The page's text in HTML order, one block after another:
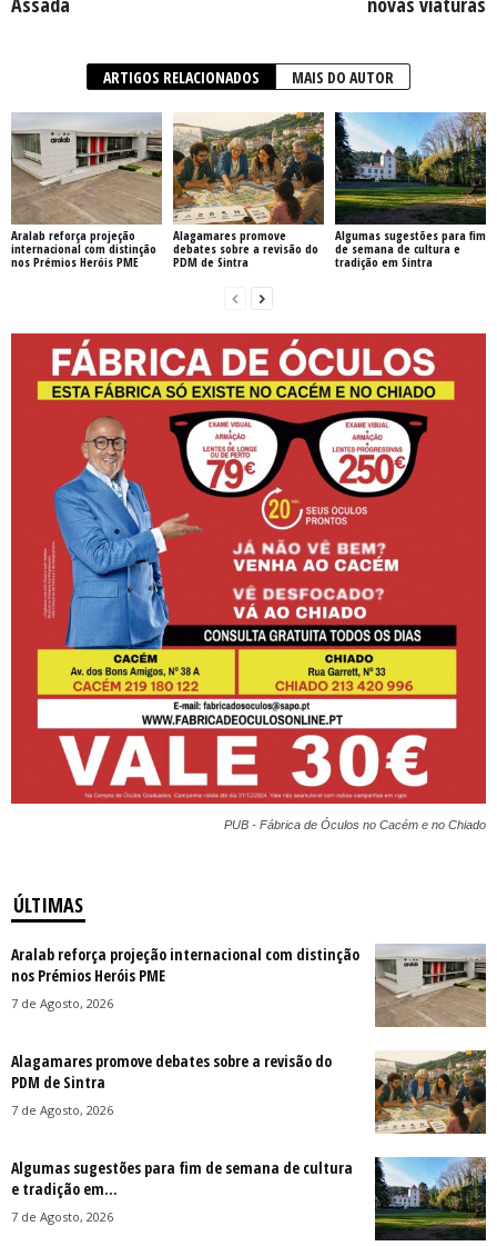
ARTIGOS RELACIONADOS MAIS DO AUTOR
Aralab reforça projeção
internacional com distinção
nos Prémios Heróis PME
Alagamares promove
debates sobre a revisão do
PDM de Sintra
Algumas sugestões para fim
de semana de cultura e
tradição em Sintra
PUB - Fábrica de Óculos no Cacém e no Chiado
ÚLTIMAS
Aralab reforça projeção internacional com distinção
nos Prémios Heróis PME
7 de Agosto, 2026
Alagamares promove debates sobre a revisão do
PDM de Sintra
7 de Agosto, 2026
Algumas sugestões para fim de semana de cultura
e tradição em...
7 de Agosto, 2026